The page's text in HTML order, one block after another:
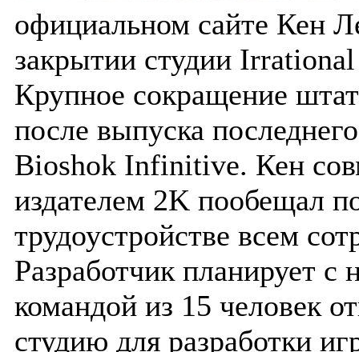
официальном сайте Кен
закрытии студии
Крупное сокращение
после выпуска
Bioshok Infinitive. Кен
издателем 2K пообещал
трудоустройстве всем
Разработчик планирует с
командой из 15 человек
студию для разработки